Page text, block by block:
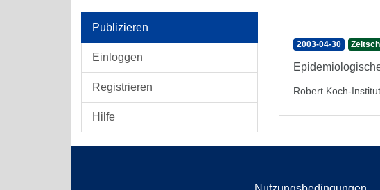
Publizieren
Einloggen
Registrieren
Hilfe
2003-04-30
Robert Koch-Institut